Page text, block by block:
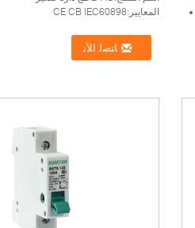
المعايير:CE CB IEC60898